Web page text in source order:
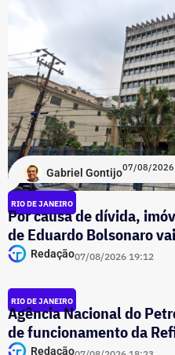
Gabriel Gontijo07/08/2026
RIO DE JANEIRO
Por causa de dívida,
de Eduardo Bolsonaro
Redação07/08/2026 19:12
RIO DE JANEIRO
Agência Nacional do
de funcionamento da
Redação